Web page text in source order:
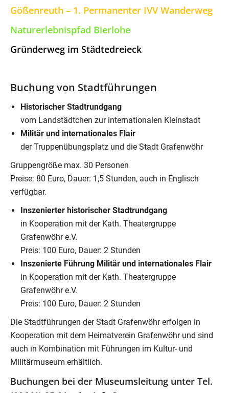
Gößenreuth – 1. Permanenter IVV Wanderweg
Naturerlebnispfad Bierlohe
Gründerweg im Städtedreieck
Buchung von Stadtführungen
Historischer Stadtrundgang
vom Landstädtchen zur internationalen Kleinstadt
Militär und internationales Flair
der Truppenübungsplatz und die Stadt Grafenwöhr
Gruppengröße max. 30 Personen
Preise: 80 Euro, Dauer: 1,5 Stunden, auch in Englisch
verfügbar.
Inszenierter historischer Stadtrundgang
in Kooperation mit der Kath. Theatergruppe
Grafenwöhr e.V.
Preis: 100 Euro, Dauer: 2 Stunden
Inszenierte Führung Militär und internationales Flair
in Kooperation mit der Kath. Theatergruppe
Grafenwöhr e.V.
Preis: 100 Euro, Dauer: 2 Stunden
Die Stadtführungen der Stadt Grafenwöhr erfolgen in
Kooperation mit dem Heimatverein Grafenwöhr und sind
auch in Kombination mit Führungen im Kultur- und
Militärmuseum erhältlich.
Buchungen bei der Museumsleitung unter Tel.